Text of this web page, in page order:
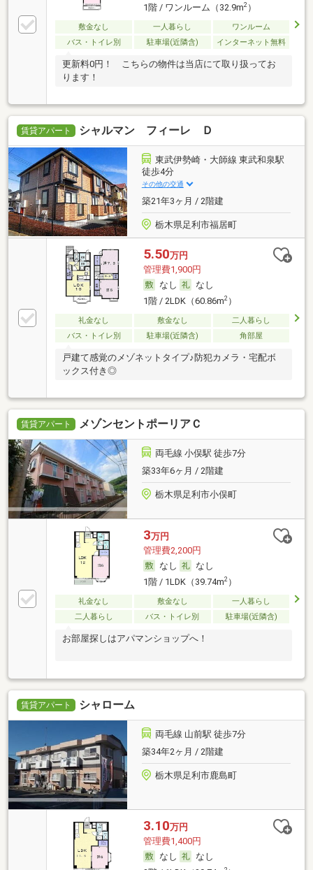
1階 / ワンルーム（32.9m2）
敷金なし 一人暮らし
ワンルーム
バス・トイレ別
駐車場(近隣含) インターネット無料
更新料0円！ こちらの物件は当店にて取り扱ってお
ります！
賃貸アパート シャルマン フィーレ Ｄ
東武伊勢崎・大師線 東武和泉駅
徒歩4分
その他の交通
築21年3ヶ月 / 2階建
栃木県足利市福居町
5.50万円
管理費1,900円
なし
なし
1階 / 2LDK（60.86m2）
礼金なし 敷金なし
二人暮らし
バス・トイレ別
駐車場(近隣含) 角部屋
戸建て感覚のメゾネットタイプ♪防犯カメラ・宅配ボ
ックス付き◎
賃貸アパート メゾンセントポーリアＣ
両毛線 小俣駅 徒歩7分
築33年6ヶ月 / 2階建
栃木県足利市小俣町
3万円
管理費2,200円
なし
なし
1階 / 1LDK（39.74m2）
礼金なし 敷金なし
一人暮らし
二人暮らし
バス・トイレ別 駐車場(近隣含)
お部屋探しはアパマンショップへ！
賃貸アパート シャローム
両毛線 山前駅 徒歩7分
築34年2ヶ月 / 2階建
栃木県足利市鹿島町
3.10万円
管理費1,400円
なし
なし